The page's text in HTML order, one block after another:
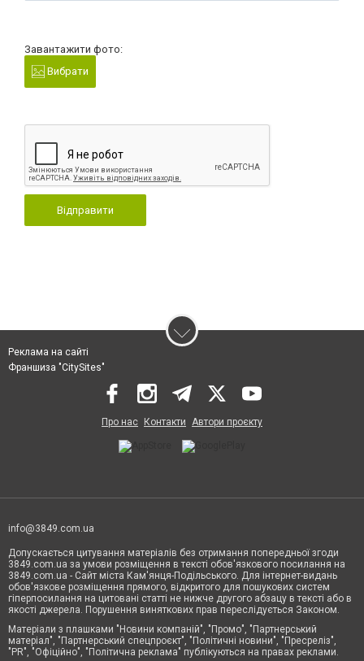
Завантажити фото:
Вибрати
Відправити
Реклама на сайті
Франшиза "CitySites"
Про нас Контакти Автори проєкту
info@3849.com.ua
Допускається цитування матеріалів без отримання попередньої згоди
3849.com.ua за умови розміщення в тексті обов'язкового посилання на
3849.com.ua - Сайт міста Кам'янця-Подільського. Для інтернет-видань
обов'язкове розміщення прямого, відкритого для пошукових систем
гіперпосилання на цитовані статті не нижче другого абзацу в тексті або в
якості джерела. Порушення виняткових прав переслідується Законом.
Матеріали з плашками "Новини компаній", "Промо", "Партнерський
матеріал", "Партнерський спецпроєкт", "Політичні новини", "Пресреліз",
"PR", "Офіційно", "Політична реклама" публікуються на правах реклами.